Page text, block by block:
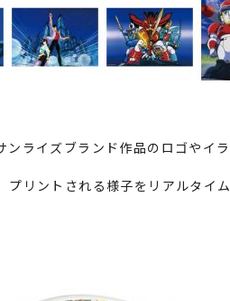
ライズブランド作品のロゴやイ
リントされる様子をリアルタイ